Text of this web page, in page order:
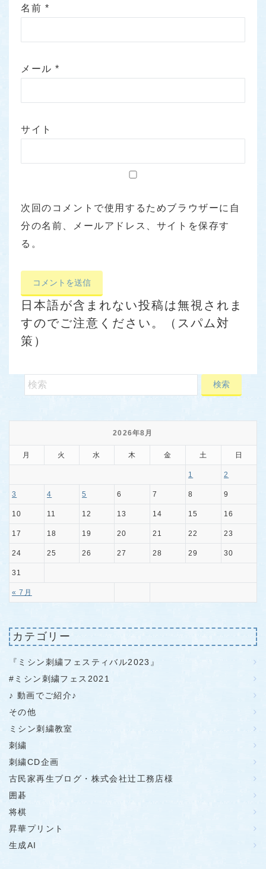
名前 *
メール*
サイト
次回のコメントで使用するためブラウザーに自
分の名前、メールアドレス、サイトを保存す
る。
日本語が含まれない投稿は無視されま
すのでご注意ください。（スパム対
策）
2026年8月
月 火 水 木 金 土 日
« 7月
1 2
3 4 5 6 7 8 9
10 11 12 13 14 15 16
17 18 19 20 21 22 23
24 25 26 27 28 29 30
31
カテゴリー
『ミシン刺繍フェスティバル2023』
#ミシン刺繍フェス2021
♪ 動画でご紹介♪
その他
ミシン刺繍教室
刺繍
刺繍CD企画
古民家再生ブログ・株式会社辻工務店様
囲碁
将棋
昇華プリント
生成AI